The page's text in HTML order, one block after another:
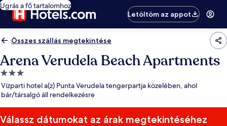
Ugrás a fő tartalomhoz
Letöltöm az appot
Összes szállás megtekintése
Arena Verudela Beach Apartments
3.0
csillagos
szálláshely
Vízparti hotel a(z) Punta Verudela tengerpartja közelében, ahol
bár/társalgó áll rendelkezésre
Válassz dátumokat az árak megtekintéséhez